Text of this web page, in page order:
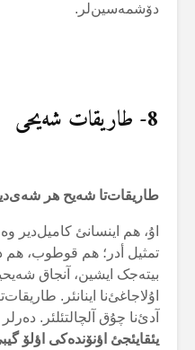
دۆشمەسین‌لر.
8- طاریقات شەیحی
طاریقات‌تا شەیح هر
اۇ، هم اینسانئ کامیل‌دیر
تمثیل أدر؛ هم قوطوب، هم
بیتەجک ایشین، آنجاق
اۇلاجاغئ‌نا اینانئر.
آدئ‌نا چۇق آلچالتئلئر.
یئقایئجئ اؤنۆندەکی اؤلۆ